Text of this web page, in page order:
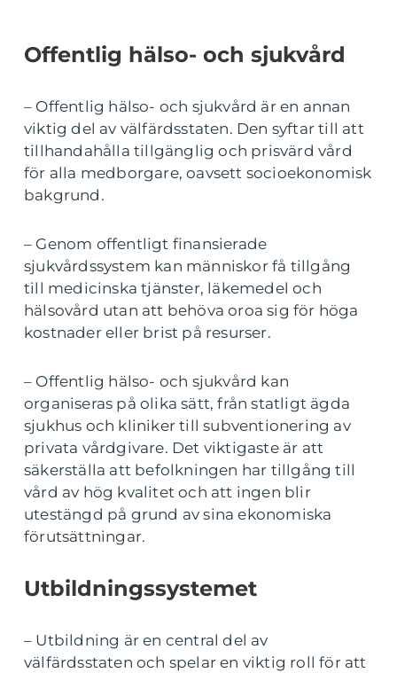
Offentlig hälso- och sjukvård
– Offentlig hälso- och sjukvård är en annan
viktig del av välfärdsstaten. Den syftar till att
tillhandahålla tillgänglig och prisvärd vård
för alla medborgare, oavsett socioekonomisk
bakgrund.
– Genom offentligt finansierade
sjukvårdssystem kan människor få tillgång
till medicinska tjänster, läkemedel och
hälsovård utan att behöva oroa sig för höga
kostnader eller brist på resurser.
– Offentlig hälso- och sjukvård kan
organiseras på olika sätt, från statligt ägda
sjukhus och kliniker till subventionering av
privata vårdgivare. Det viktigaste är att
säkerställa att befolkningen har tillgång till
vård av hög kvalitet och att ingen blir
utestängd på grund av sina ekonomiska
förutsättningar.
Utbildningssystemet
– Utbildning är en central del av
välfärdsstaten och spelar en viktig roll för att